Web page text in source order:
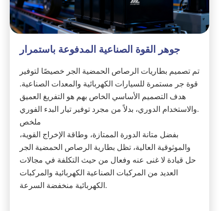
جوهر القوة الصناعية المدفوعة باستمرار
تم تصميم بطاريات الرصاص الحمضية الجر خصيصًا لتوفير
قوة جر مستمرة للسيارات الكهربائية والمعدات الصناعية.
هدف التصميم الأساسي الخاص بهم هو التفريغ العميق
والاستخدام الدوري، بدلاً من مجرد توفير تيار البدء الفوري.
ملخص
بفضل متانة الدورة الممتازة، وطاقة الإخراج القوية،
والموثوقية العالية، تظل بطارية الرصاص الحمضية الجر
حل قيادة لا غنى عنه وفعال من حيث التكلفة في مجالات
العديد من المركبات الصناعية الكهربائية والمركبات
الكهربائية منخفضة السرعة.